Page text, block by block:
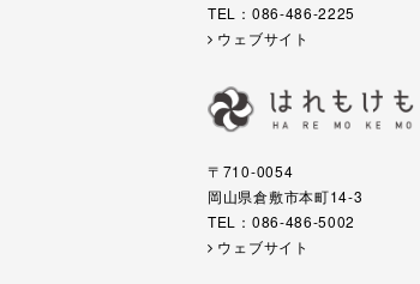
TEL：086-486-2225
ウェブサイト
〒710-0054
岡山県倉敷市本町14-3
TEL：086-486-5002
ウェブサイト